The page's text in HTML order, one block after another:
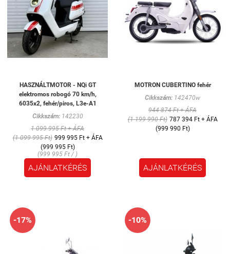
HASZNÁLTMOTOR - NQi GT
elektromos robogó 70 km/h,
6035x2, fehér/piros, L3e-A1
Cikkszám:142230
1 099 995 Ft + ÁFA
(1 099 995 Ft) 999 995 Ft + ÁFA
(999 995 Ft)
(999 995 Ft / )
AJÁNLATKÉRÉS
MOTRON CUBERTINO fehér
Cikkszám: 142470w
944 874 Ft + ÁFA
(1 199 990 Ft) 787 394 Ft + ÁFA
(999 990 Ft)
AJÁNLATKÉRÉS
-17% -10%